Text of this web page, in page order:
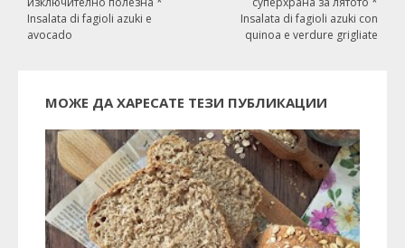
Insalata di fagioli azuki con
quinoa e verdure grigliate
Insalata di fagioli azuki e
avocado
МОЖЕ ДА ХАРЕСАТЕ ТЕЗИ ПУБЛИКАЦИИ